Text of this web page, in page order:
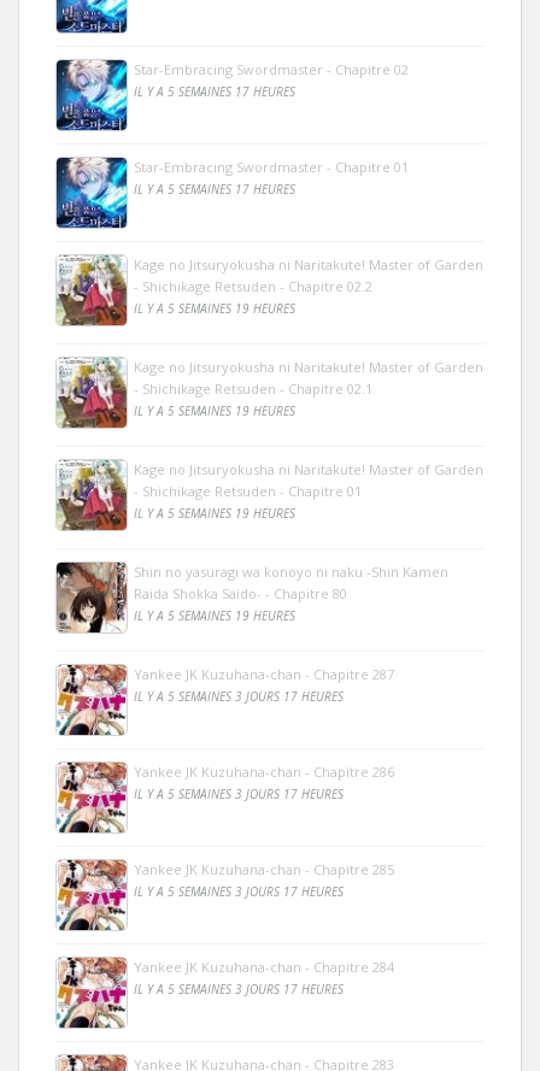
Star-Embracing Swordmaster - Chapitre 02
IL Y A 5 SEMAINES 17 HEURES
Star-Embracing Swordmaster - Chapitre 01
IL Y A 5 SEMAINES 17 HEURES
Kage no Jitsuryokusha ni Naritakute! Master of Garden
- Shichikage Retsuden - Chapitre 02.2
IL Y A 5 SEMAINES 19 HEURES
Kage no Jitsuryokusha ni Naritakute! Master of Garden
- Shichikage Retsuden - Chapitre 02.1
IL Y A 5 SEMAINES 19 HEURES
Kage no Jitsuryokusha ni Naritakute! Master of Garden
- Shichikage Retsuden - Chapitre 01
IL Y A 5 SEMAINES 19 HEURES
Shin no yasuragi wa konoyo ni naku -Shin Kamen
Raida Shokka Saido- - Chapitre 80
IL Y A 5 SEMAINES 19 HEURES
Yankee JK Kuzuhana-chan - Chapitre 287
IL Y A 5 SEMAINES 3 JOURS 17 HEURES
Yankee JK Kuzuhana-chan - Chapitre 286
IL Y A 5 SEMAINES 3 JOURS 17 HEURES
Yankee JK Kuzuhana-chan - Chapitre 285
IL Y A 5 SEMAINES 3 JOURS 17 HEURES
Yankee JK Kuzuhana-chan - Chapitre 284
IL Y A 5 SEMAINES 3 JOURS 17 HEURES
Yankee JK Kuzuhana-chan - Chapitre 283